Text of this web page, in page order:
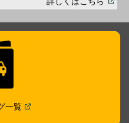
in
a
new
一覧( Open in a new window